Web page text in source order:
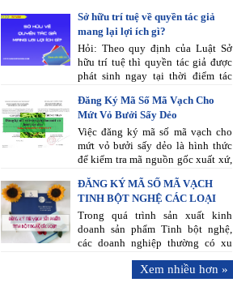
hợp an toàn thực phẩm tại Cục
ATTP.
khi đưa sản phẩm ra lưu thông trên
thị trường cần phải công bố chất
lượng sản phẩm
Sở hữu trí tuệ về quyền tác giả
mang lại lợi ích gì?
Hỏi: Theo quy định của Luật Sở
hữu trí tuệ thì quyền tác giả được
phát sinh ngay tại thời điểm tác
tác giả là gì? Đăng ký quyền tác
giả mang lại lợi ích thiết thực nào?
Đăng Ký Mã Số Mã Vạch Cho
Mứt Vỏ Bưởi Sấy Dẻo
Việc đăng ký mã số mã vạch cho
mứt vỏ bưởi sấy dẻo là hình thức
để kiểm tra mã nguồn gốc xuất xứ,
luôn đảm bảo an toàn sức khỏe,
chất lượng giúp người tiêu dùng
sáng suốt hơn khi lựa sử dụng sản
phẩm.
ĐĂNG KÝ MÃ SỐ MÃ VẠCH
TINH BỘT NGHỆ CÁC LOẠI
Trong quá trình sản xuất kinh
doanh sản phẩm Tinh bột nghệ,
các doanh nghiệp thường có xu
sản phẩm của mình. Các hệ thống
Xem nhiều hơn »